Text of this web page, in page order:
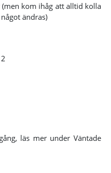
kom ihåg att alltid kolla
ändras)
läs mer under Väntade